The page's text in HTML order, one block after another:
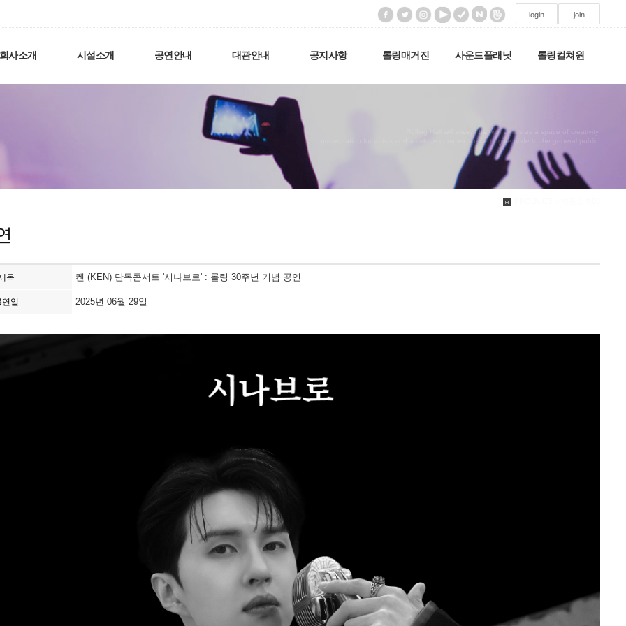
login join
사소개 시설소개 공연안내 대관안내 공지사항 롤링매거진 사운드플래닛 롤링컬쳐원
Rolling Hall will always be with artists as a space of creativity,
presentation for artists and a culture complex space to give pride to the general public.
목 켄 (KEN) 단독콘서트 '시나브로' : 롤링 30주년 기념 공연
일 2025년 06월 29일